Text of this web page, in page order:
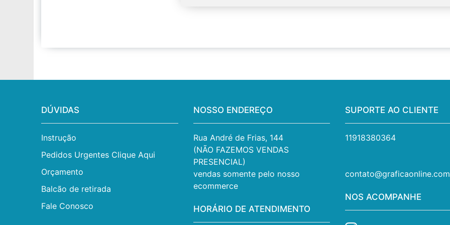
DÚVIDAS
Instrução
Pedidos Urgentes Clique Aqui
Orçamento
Balcão de retirada
Fale Conosco
NOSSO ENDEREÇO
Rua André de Frias, 144
(NÃO FAZEMOS VENDAS
PRESENCIAL)
vendas somente pelo nosso
ecommerce
HORÁRIO DE ATENDIMENTO
SUPORTE AO CLIENTE
11918380364
NOS ACOMPANHE